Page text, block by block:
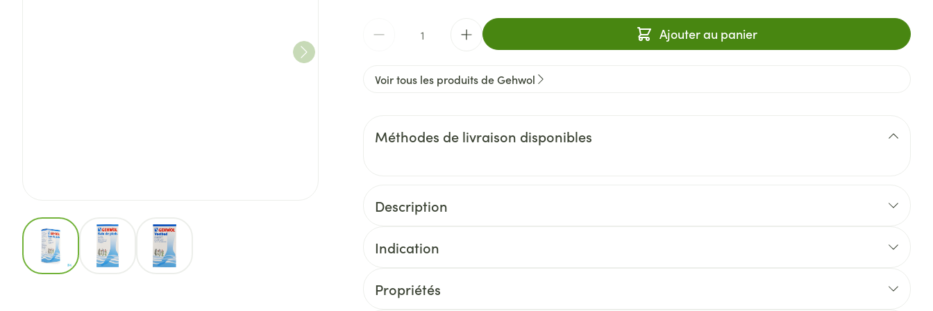
View larger imageView larger imageView larger image
Ajouter au panier
Voir tous les produits de Gehwol
Méthodes de livraison disponibles
Description
Indication
Propriétés